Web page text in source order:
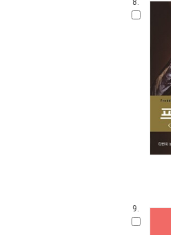
8.
9.